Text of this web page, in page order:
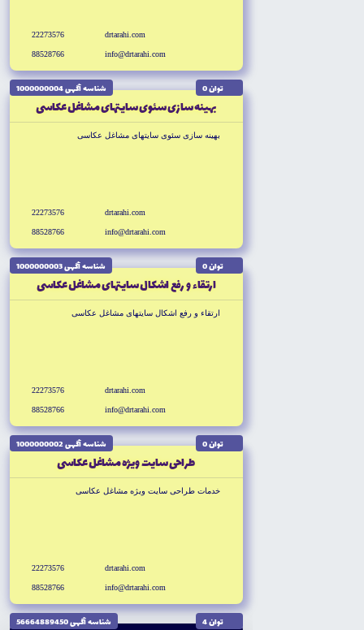
drtarahi.com
info@drtarahi.com
22273576
88528766
توان 0 شناسه آگهى 1000000004
بهينه سازى سئوى سايتهاى مشاغل عكاسى
بهينه سازى سئوى سايتهاى مشاغل عكاسى
drtarahi.com
info@drtarahi.com
22273576
88528766
توان 0 شناسه آگهى 1000000003
ارتقاء و رفع اشکال سايتهاى مشاغل عكاسى
ارتقاء و رفع اشکال سايتهاى مشاغل عكاسى
drtarahi.com
info@drtarahi.com
22273576
88528766
توان 0 شناسه آگهى 1000000002
طراحى سايت ويژه مشاغل عكاسى
خدمات طراحى سايت ويژه مشاغل عكاسى
drtarahi.com
info@drtarahi.com
22273576
88528766
توان 4 شناسه آگهى 56664889450